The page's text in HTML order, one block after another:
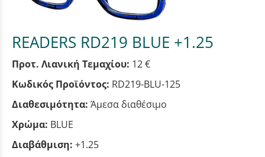
READERS RD219 BLUE +1.25
Προτ. Λιανική Τεμαχίου: 12 €
Κωδικός Προϊόντος: RD219-BLU-125
Διαθεσιμότητα: Άμεσα διαθέσιμο
Χρώμα: BLUE
Διαβάθμιση: +1.25